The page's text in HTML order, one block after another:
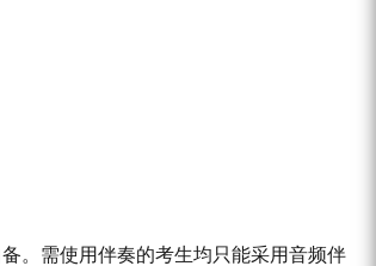
。需使用伴奏的考生均只能采用音频伴